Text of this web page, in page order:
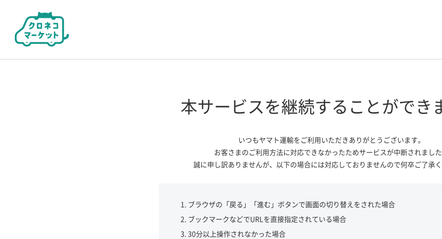
本サービスを継続する ことができ
いつもヤマト運輸をご利用いただきありがとうございます。
お客さまのご利用方法に対応できなかったためサービスが中断されました
誠に申し訳ありませんが、 以下の場合には対応しておりませんので何卒ご了承く
ブラウザの「戻る」「進む」ボタンで画面の切り替えをされた場合
ブックマークなどでURLを直接指定されている場合
30分以上操作されなかった場合